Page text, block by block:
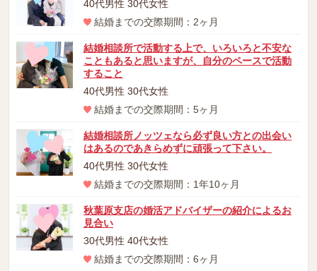
40代男性 30代女性
結婚までの交際期間：2ヶ月
結婚相談所で活動する上で、いろいろと不安な
こともあると思いますが、自分のペースで活動
すること
40代男性 30代女性
結婚までの交際期間：5ヶ月
結婚相談所ノッツェなら必ず良い方との出会い
はあるのであきらめずに頑張って下さい。
40代男性 30代女性
結婚までの交際期間：1年10ヶ月
秋葉原支店の婚活アドバイザーの紹介によるお
見合い
30代男性 40代女性
結婚までの交際期間：6ヶ月